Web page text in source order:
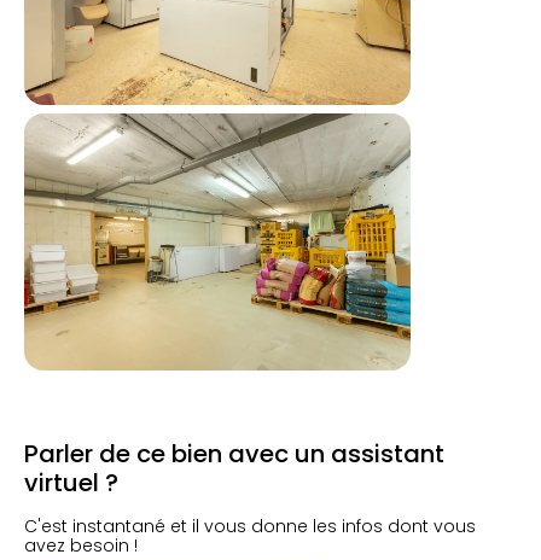
Parler de ce bien avec un assistant
virtuel ?
C'est instantané et il vous donne les infos dont vous
avez besoin !